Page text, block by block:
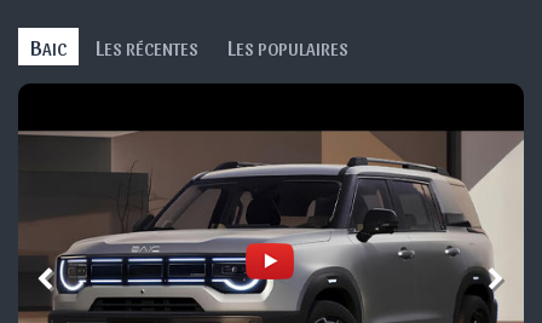
BAIC L ES RÉCENTES L ES POPULAIRES